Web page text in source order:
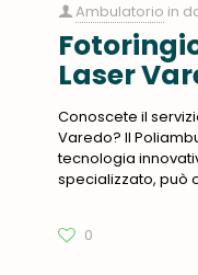
Ambulatorio in
Laser
Conoscete il
Varedo? Il
tecnologia
specializzato, può
0